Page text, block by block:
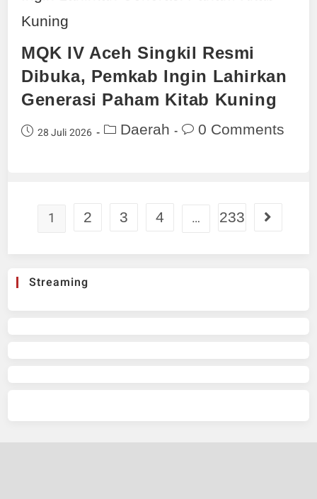
MQK IV Aceh Singkil Resmi
Dibuka, Pemkab Ingin Lahirkan
Generasi Paham Kitab Kuning
28 Juli 2026 Daerah 0 Comments
1 2 3 4 … 233
Streaming